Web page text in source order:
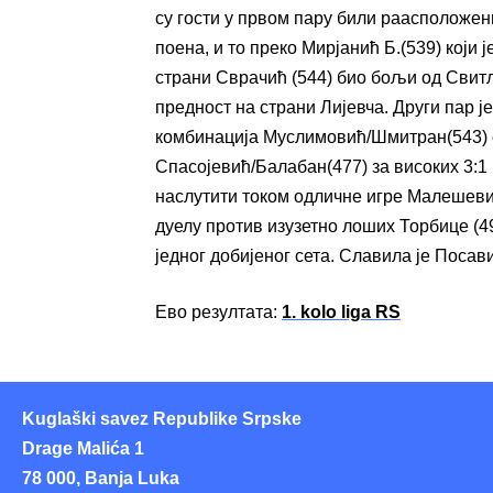
су гости у првом пару били
поена, и то преко Мирјанић Б.(539) који
страни Сврачић (544) био бољи од
предност на страни Лијевча. Други пар
комбинација Муслимовић/Шмитран(543)
Спасојевић/Балабан(477) за високих
наслутити током одличне игре
дуелу против изузетно лоших Торбице
једног добијеног сета. Славила је
Ево резултата: 1. kolo liga RS
Kuglaški savez Republike Srpske
Drage Malića 1
78 000, Banja Luka